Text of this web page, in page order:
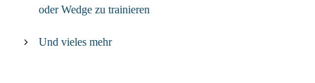
oder Wedge zu trainieren
Und vieles mehr